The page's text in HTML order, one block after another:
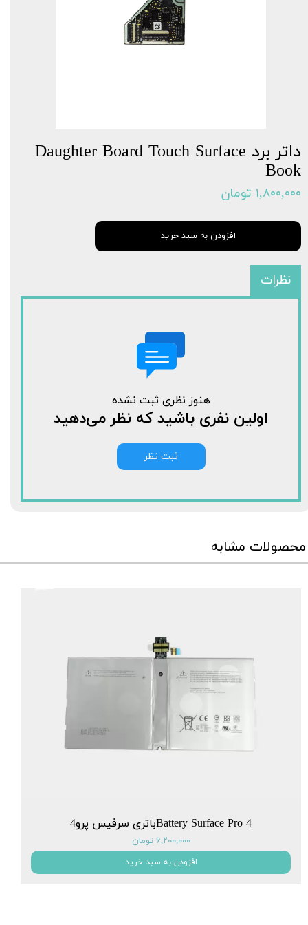
داتر برد Daughter Board Touch Surface
Book
۱,۸۰۰,۰۰۰ تومان
افزودن به سبد خرید
نظرات
هنوز نظری ثبت نشده
اولین نفری باشید که نظر می‌دهید
ثبت نظر
محصولات مشابه
Battery Surface Pro 4باتری سرفیس پرو4
۶,۲۰۰,۰۰۰ تومان
افزودن به سبد خرید